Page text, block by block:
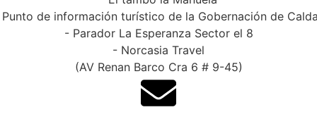
de información turístico de la Gobernación de
- Parador La Esperanza Sector el 8
- Norcasia Travel
(AV Renan Barco Cra 6 # 9-45)